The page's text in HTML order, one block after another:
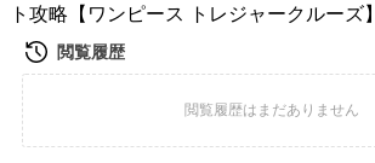
ト攻略【ワンピース トレジャークルーズ】